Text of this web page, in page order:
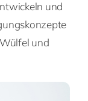
und
und